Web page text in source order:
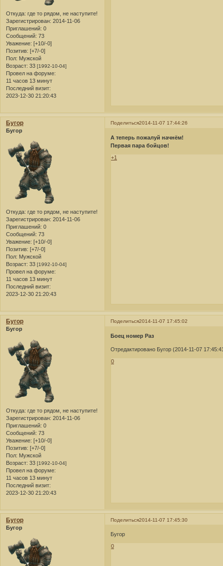
Откуда: где то рядом, не наступите!
Зарегистрирован: 2014-11-06
Приглашений: 0
Сообщений: 73
Уважение: [+10/-0]
Позитив: [+7/-0]
Пол: Мужской
Возраст: 33 [1992-10-04]
Провел на форуме:
11 часов 13 минут
Последний визит:
2023-12-30 21:20:43
Поделиться2014-11-07 17:44:26
Бугор
Бугор
Откуда: где то рядом, не наступите!
Зарегистрирован: 2014-11-06
Приглашений: 0
Сообщений: 73
Уважение: [+10/-0]
Позитив: [+7/-0]
Пол: Мужской
Возраст: 33 [1992-10-04]
Провел на форуме:
11 часов 13 минут
Последний визит:
2023-12-30 21:20:43
А теперь пожалуй начнём!
Первая пара бойцов!
+1
Поделиться2014-11-07 17:45:02
Бугор
Бугор
Откуда: где то рядом, не наступите!
Зарегистрирован: 2014-11-06
Приглашений: 0
Сообщений: 73
Уважение: [+10/-0]
Позитив: [+7/-0]
Пол: Мужской
Возраст: 33 [1992-10-04]
Провел на форуме:
11 часов 13 минут
Последний визит:
2023-12-30 21:20:43
Боец номер Раз
Отредактировано Бугор (2014-11-07
0
Поделиться2014-11-07 17:45:30
Бугор
Бугор
Бугор
0